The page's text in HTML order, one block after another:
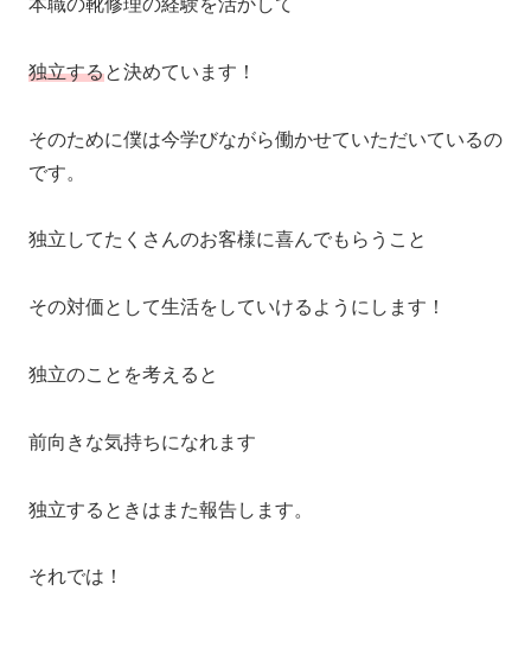
本職の靴修理の経験を活かして
独立すると決めています！
そのために僕は今学びながら働かせていただいているの
です。
独立してたくさんのお客様に喜んでもらうこと
その対価として生活をしていけるようにします！
独立のことを考えると
前向きな気持ちになれます
独立するときはまた報告します。
それでは！